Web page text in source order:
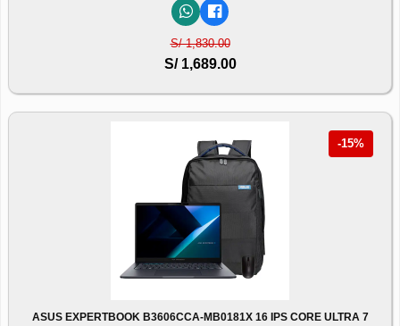
S/ 1,830.00
S/ 1,689.00
-15%
ASUS EXPERTBOOK B3606CCA-MB0181X 16 IPS CORE ULTRA 7